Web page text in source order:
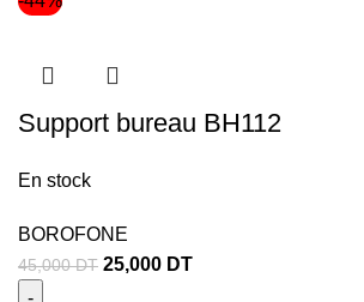
Support bureau BH112
En stock
BOROFONE
45,000DT 25,000 DT